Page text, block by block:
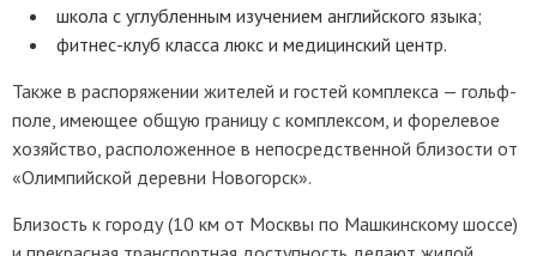
школа с углубленным изучением английского языка;
фитнес-клуб класса люкс и медицинский центр.
Также в распоряжении жителей и гостей комплекса — гольф-
поле, имеющее общую границу с комплексом, и форелевое
хозяйство, расположенное в непосредственной близости от
«Олимпийской деревни Новогорск».
Близость к городу (10 км от Москвы по Машкинскому шоссе)